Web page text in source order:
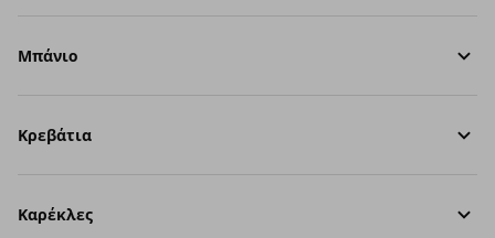
Μπάνιο
Κρεβάτια
Καρέκλες